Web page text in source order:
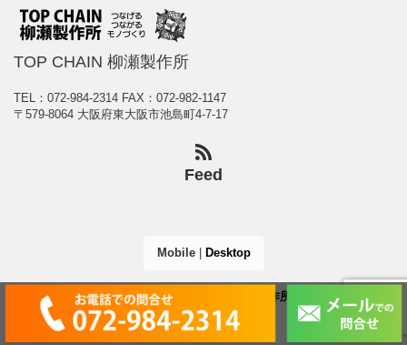
TOP CHAIN 柳瀬製作所
TEL：072-984-2314 FAX：072-982-1147
〒579-8064 大阪府東大阪市池島町4-7-17
Feed
Mobile| Desktop
(C) 2026TOP CHAIN 柳瀬製作所